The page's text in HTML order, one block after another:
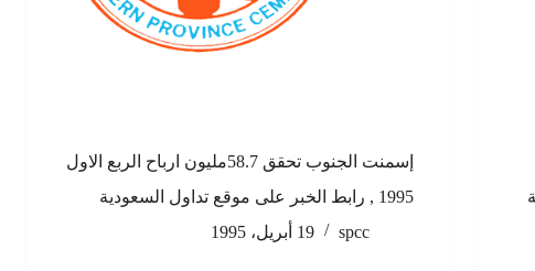
إسمنت الجنوب تحقق 58.7مليون ارباح الربع الاول
1995 , رابط الخبر على موقع تداول السعودية
spcc
19 أبريل، 1995